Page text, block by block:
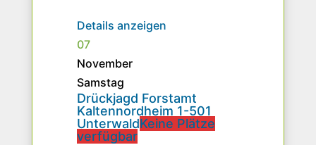
Details anzeigen
07
November
Samstag
Drückjagd Forstamt
Kaltennordheim 1-501
UnterwaldKeine Plätze
verfügbar